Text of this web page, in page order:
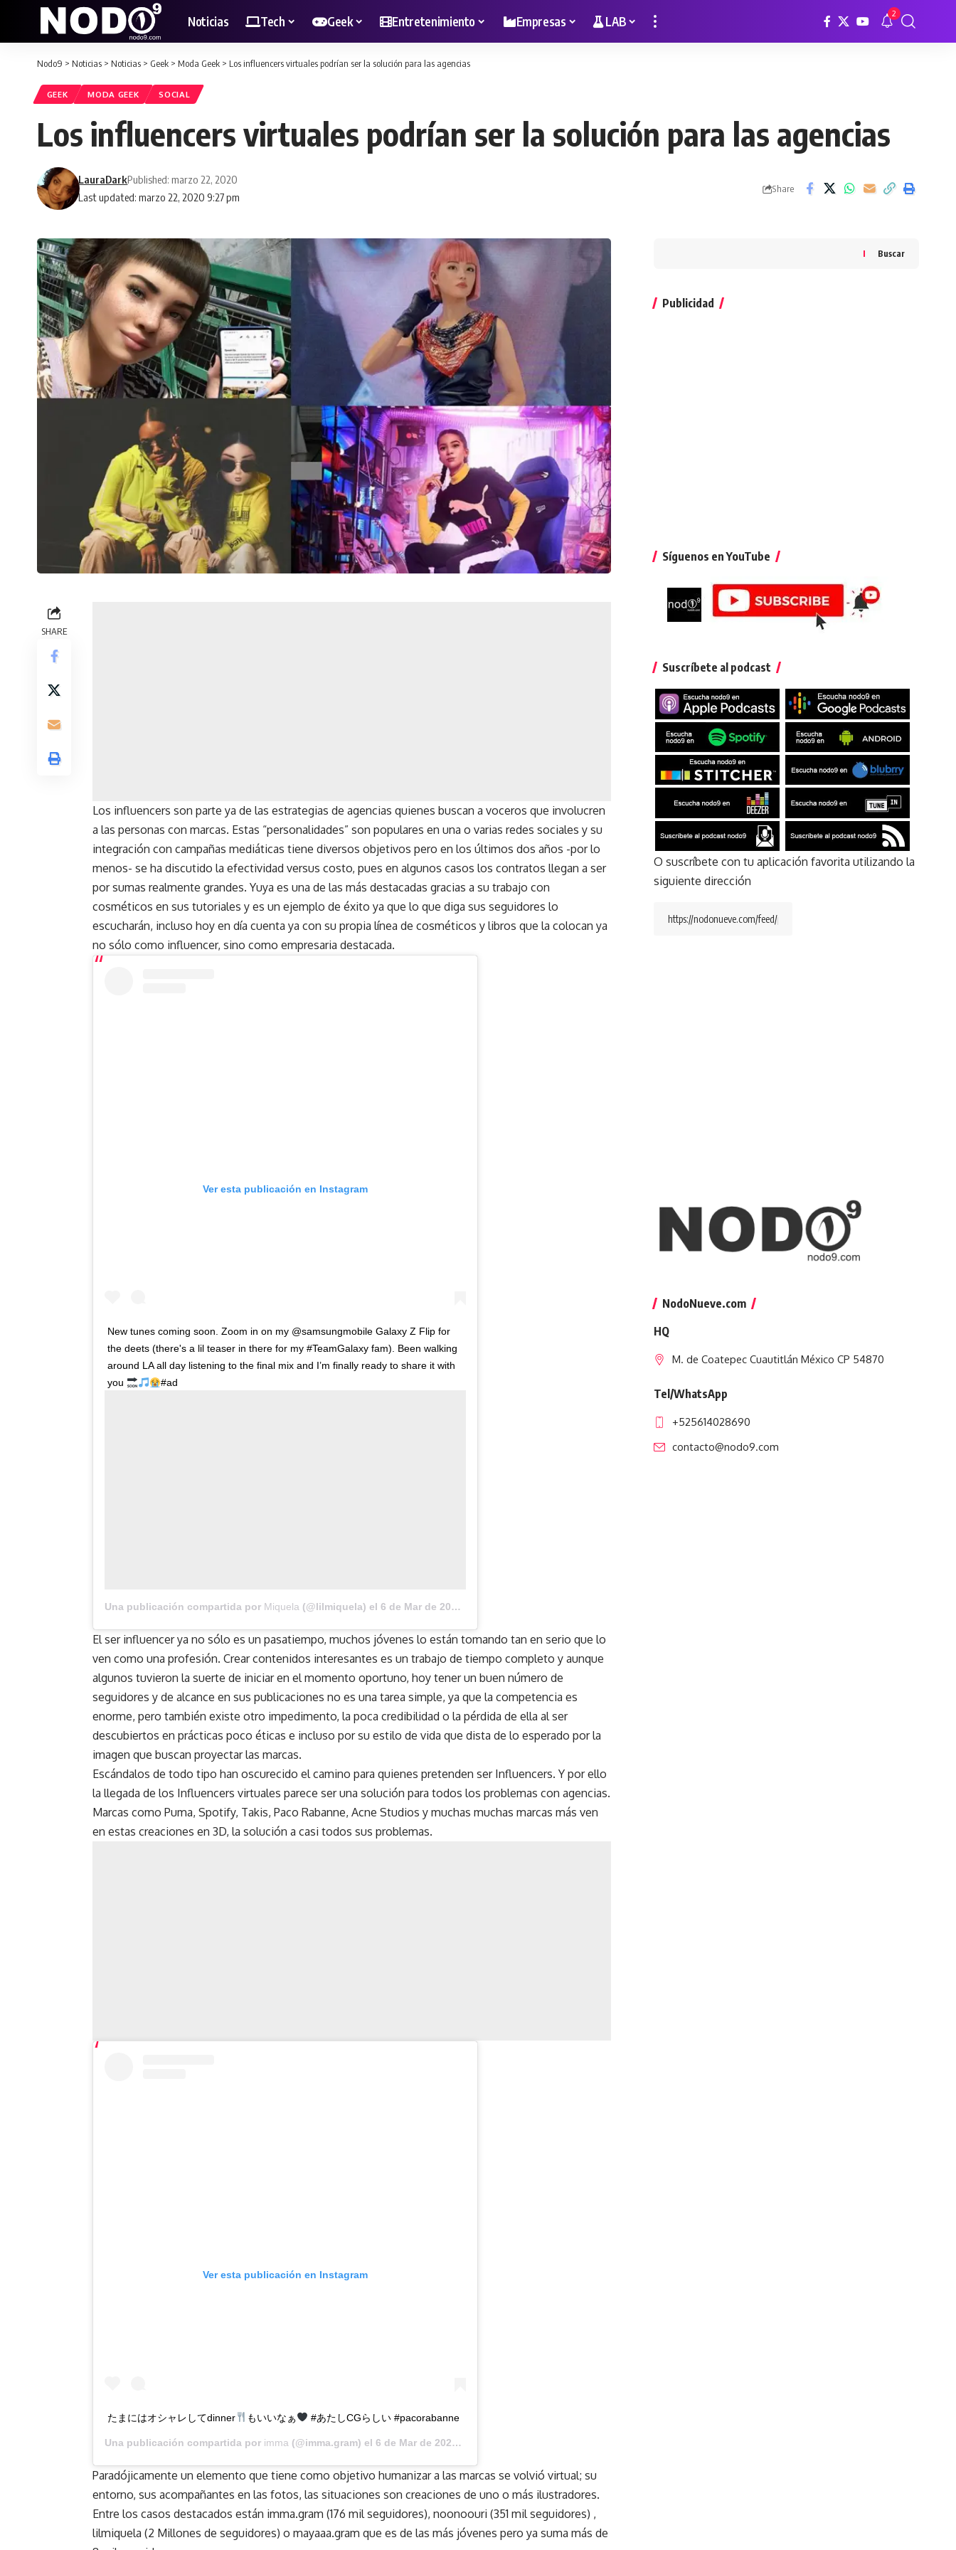
Noticias Tech Geek Entretenimiento Empresas LAB 2
Nodo9 > Noticias > Noticias > Geek > Moda Geek > Los influencers virtuales podrían ser la solución para las agencias
GEEK MODA GEEK SOCIAL
Los influencers virtuales podrían ser la solución para las agencias
Last updated: marzo 22, 2020 9:27 pm
LauraDarkPublished: marzo 22, 2020
Share
SHARE
Los influencers son parte ya de las estrategias de agencias quienes buscan a voceros que involucren
a las personas con marcas. Estas “personalidades” son populares en una o varias redes sociales y su
integración con campañas mediáticas tiene diversos objetivos pero en los últimos dos años -por lo
menos- se ha discutido la efectividad versus costo, pues en algunos casos los contratos llegan a ser
por sumas realmente grandes. Yuya es una de las más destacadas gracias a su trabajo con
cosméticos en sus tutoriales y es un ejemplo de éxito ya que lo que diga sus seguidores lo
escucharán, incluso hoy en día cuenta ya con su propia línea de cosméticos y libros que la colocan ya
no sólo como influencer, sino como empresaria destacada.
Ver esta publicación en Instagram
New tunes coming soon. Zoom in on my @samsungmobile Galaxy Z Flip for
the deets (there's a lil teaser in there for my #TeamGalaxy fam). Been walking
around LA all day listening to the final mix and I’m finally ready to share it with
you
#ad
Una publicación compartida por Miquela (@lilmiquela) el 6 de Mar de 2020 a las 11:04 PST
El ser influencer ya no sólo es un pasatiempo, muchos jóvenes lo están tomando tan en serio que lo
ven como una profesión. Crear contenidos interesantes es un trabajo de tiempo completo y aunque
algunos tuvieron la suerte de iniciar en el momento oportuno, hoy tener un buen número de
seguidores y de alcance en sus publicaciones no es una tarea simple, ya que la competencia es
enorme, pero también existe otro impedimento, la poca credibilidad o la pérdida de ella al ser
descubiertos en prácticas poco éticas e incluso por su estilo de vida que dista de lo esperado por la
imagen que buscan proyectar las marcas.
Escándalos de todo tipo han oscurecido el camino para quienes pretenden ser Influencers. Y por ello
la llegada de los Influencers virtuales parece ser una solución para todos los problemas con agencias.
Marcas como Puma, Spotify, Takis, Paco Rabanne, Acne Studios y muchas muchas marcas más ven
en estas creaciones en 3D, la solución a casi todos sus problemas.
Ver esta publicación en Instagram
たまにはオシャレしてdinner もいいなぁ #あたしCGらしい #pacorabanne
Una publicación compartida por imma (@imma.gram) el 6 de Mar de 2020 a las 7:22 PST
Paradójicamente un elemento que tiene como objetivo humanizar a las marcas se volvió virtual; su
entorno, sus acompañantes en las fotos, las situaciones son creaciones de uno o más ilustradores.
Entre los casos destacados están imma.gram (176 mil seguidores), noonoouri (351 mil seguidores) ,
lilmiquela (2 Millones de seguidores) o mayaaa.gram que es de las más jóvenes pero ya suma más de
Buscar
Publicidad
Síguenos en YouTube
Suscríbete al podcast
O suscríbete con tu aplicación favorita utilizando la
siguiente dirección
NodoNueve.com
HQ
M. de Coatepec Cuautitlán México CP 54870
Tel/WhatsApp
+525614028690
contacto@nodo9.com